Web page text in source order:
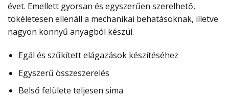
évet. Emellett gyorsan és egyszerűen szerelhető,
tökéletesen ellenáll a mechanikai behatásoknak, illetve
nagyon könnyű anyagból készül.
Egál és szűkített elágazások készítéséhez
Egyszerű összeszerelés
Belső felülete teljesen sima